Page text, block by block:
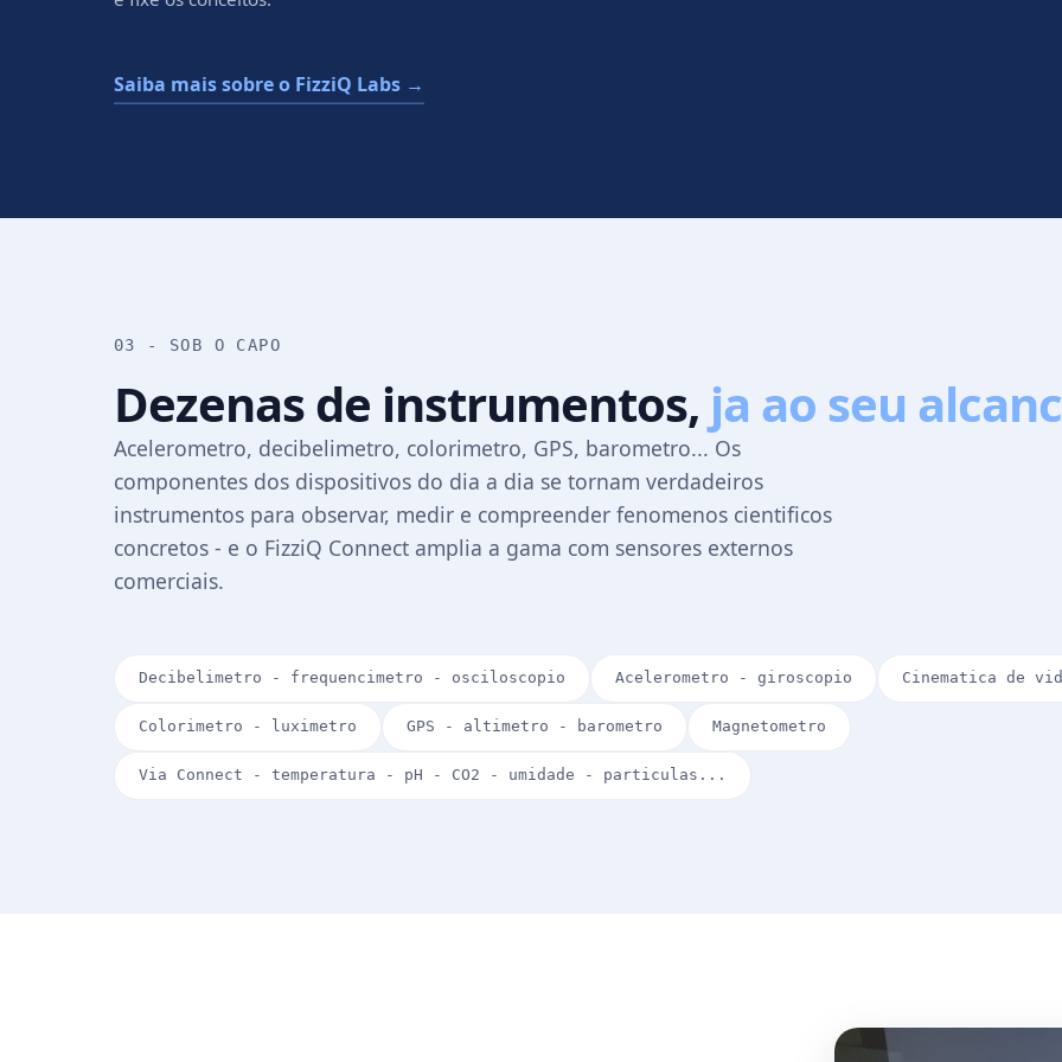
Saiba mais sobre o FizziQ Labs →
03 - SOB O CAPO
Dezenas de instrumentos, ja ao seu
Acelerometro, decibelimetro, colorimetro, GPS, barometro... Os
componentes dos dispositivos do dia a dia se tornam verdadeiros
instrumentos para observar, medir e compreender fenomenos cientificos
concretos - e o FizziQ Connect amplia a gama com sensores externos
comerciais.
Decibelimetro - frequencimetro - osciloscopio Acelerometro - giroscopio Cinematica de
Colorimetro - luximetro GPS - altimetro - barometro Magnetometro
Via Connect - temperatura - pH - CO2 - umidade - particulas...